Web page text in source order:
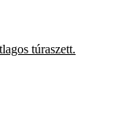
túraszett.